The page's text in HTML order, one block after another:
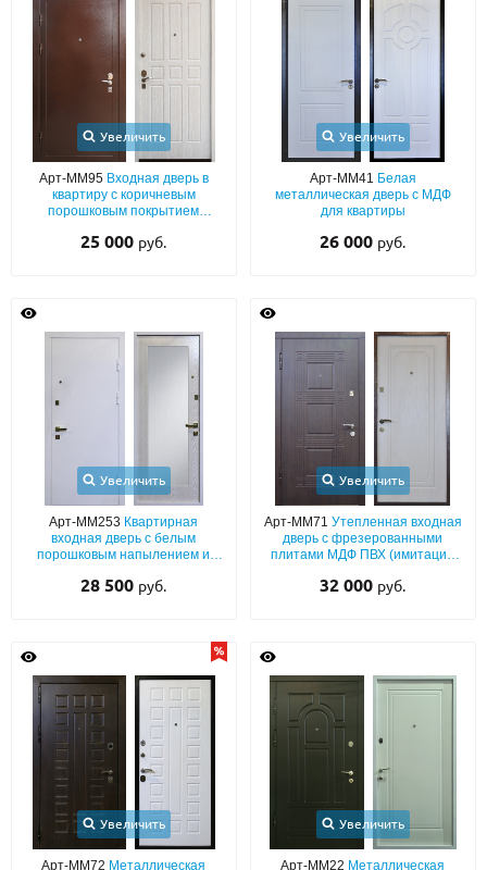
С реечным дизайном (29)
ПО НАЗНАЧЕНИЮ
ПО ОСОБЕННОСТЯМ
ПО КОНСТРУКЦИИ
Популярные двери
Двери со скидкой
ДВЕРИ С ТЕРМОРАЗРЫВОМ
ОПЛАТА
ДОСТАВКА
УСТАНОВКА
О НАС
Металлические двери от производителя с доставкой и установкой в
Москве и МО
НАЙТИ:
ПН-СБ - с 9:00 до 21:00, ВС - до 19:00
+7 (495) 411-44-41
INFO@META-M.RU
ЗАПРОСИТЬ РАСЧЕТ
Увеличить
Арт-ММ95 Входная дверь в
квартиру с коричневым
порошковым покрытием
МДФ (с теплоизоляцией)
25 000 руб.
Увеличить
Арт-ММ41 Белая
металлическая дверь с МДФ
для квартиры
26 000 руб.
Увеличить
Арт-ММ253 Квартирная
входная дверь с белым
порошковым напылением и
28 500 руб.
Увеличить
Арт-ММ71 Утепленная входная
дверь с фрезерованными
плитами МДФ ПВХ (имитация
32 000 руб.
Увеличить
Арт-ММ72 Металлическая
Увеличить
Арт-ММ22 Металлическая